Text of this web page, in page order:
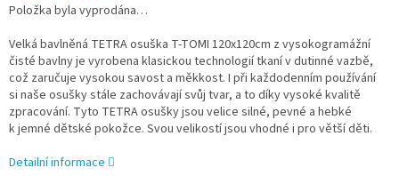
Položka byla vyprodána…
Velká bavlněná TETRA osuška T-TOMI 120x120cm z vysokogramážní
čisté bavlny je vyrobena klasickou technologií tkaní v dutinné vazbě,
což zaručuje vysokou savost a měkkost. I při každodenním používání
si naše osušky stále zachovávají svůj tvar, a to díky vysoké kvalitě
zpracování. Tyto TETRA osušky jsou velice silné, pevné a hebké
k jemné dětské pokožce. Svou velikostí jsou vhodné i pro větší děti.
Detailní informace